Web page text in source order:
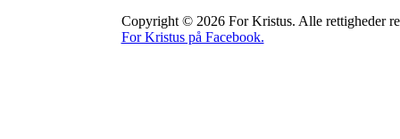
Copyright © 2026 For Kristus. Alle rettigheder
For Kristus på Facebook.